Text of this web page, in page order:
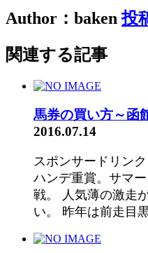
Author：baken投
関連する記事
馬券の買い方～函
2016.07.14
スポンサードリン
ハンデ重賞。サマ
戦。 人気薄の激走
い。 昨年は前走目